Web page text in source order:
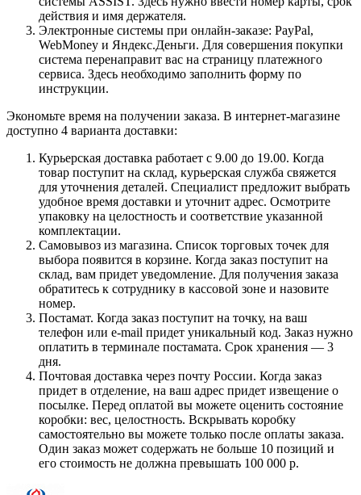
действия и имя держателя.
Электронные системы при онлайн-заказе: PayPal,
WebMoney и Яндекс.Деньги. Для совершения покупки
система перенаправит вас на страницу платежного
сервиса. Здесь необходимо заполнить форму по
инструкции.
Экономьте время на получении заказа. В интернет-магазине
доступно 4 варианта доставки:
Курьерская доставка работает с 9.00 до 19.00. Когда
товар поступит на склад, курьерская служба свяжется
для уточнения деталей. Специалист предложит выбрать
удобное время доставки и уточнит адрес. Осмотрите
упаковку на целостность и соответствие указанной
комплектации.
Самовывоз из магазина. Список торговых точек для
выбора появится в корзине. Когда заказ поступит на
склад, вам придет уведомление. Для получения заказа
обратитесь к сотруднику в кассовой зоне и назовите
номер.
Постамат. Когда заказ поступит на точку, на ваш
телефон или e-mail придет уникальный код. Заказ нужно
оплатить в терминале постамата. Срок хранения — 3
дня.
Почтовая доставка через почту России. Когда заказ
придет в отделение, на ваш адрес придет извещение о
посылке. Перед оплатой вы можете оценить состояние
коробки: вес, целостность. Вскрывать коробку
самостоятельно вы можете только после оплаты заказа.
Один заказ может содержать не больше 10 позиций и
его стоимость не должна превышать 100 000 р.